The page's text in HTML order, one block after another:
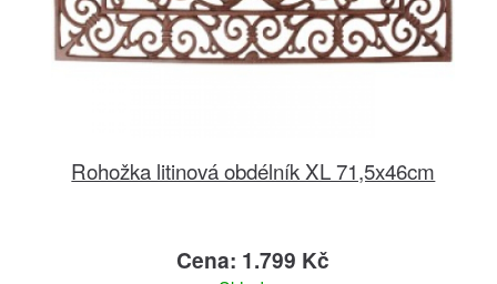
Rohožka litinová obdélník XL 71,5x46cm
Cena: 1.799 Kč